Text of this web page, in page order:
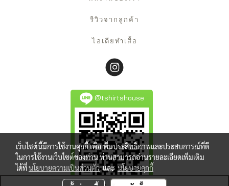
รีวิวจากลูกค้า
ไอเดียทำเสื้อ
@tshirtshouse
เว็บไซต์นี้มีการใช้งานคุกกี้ เพื่อเพิ่มประสิทธิภาพและประสบการณ์ที่ดี
ในการใช้งานเว็บไซต์ของท่าน ท่านสามารถอ่านรายละเอียดเพิ่มเติม
ได้ที่นโยบายความเป็นส่วนตัวและนโยบายคุกกี้